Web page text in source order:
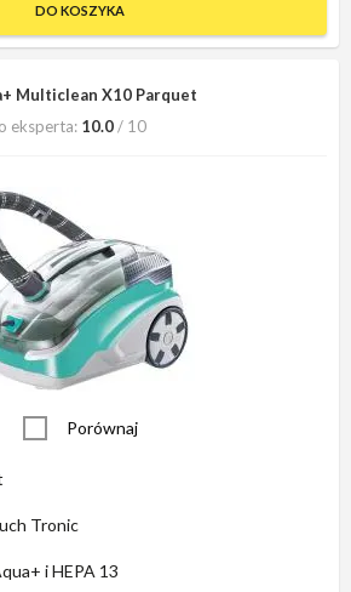
DO KOSZYKA
Multiclean X10 Parquet
eksperta: 10.0/ 10
Porównaj
Tronic
i HEPA 13